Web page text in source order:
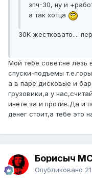
зпч-30, ну и
а так хотца
30К жестковато....
Мой тебе совет:не лезь
спуски-подъемы
а в паре дисковые и
грузовики,а у
инете за и против.Да и
денег стоит,а тебе это
Борисыч
Опубликовано